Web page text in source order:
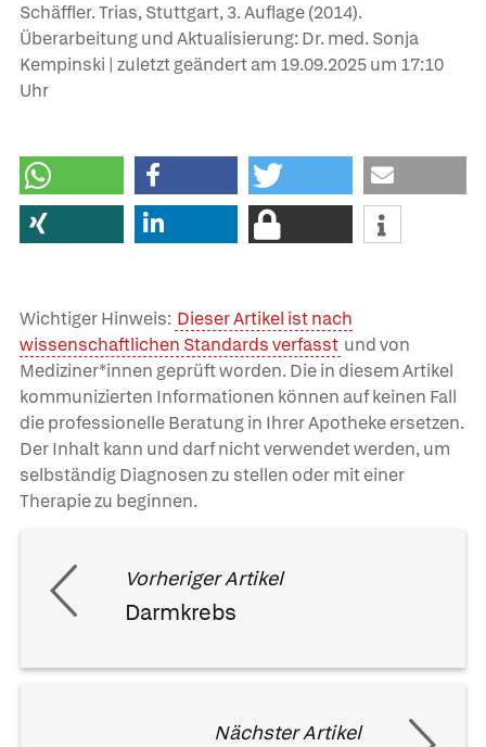
Schäffler. Trias, Stuttgart, 3. Auflage (2014).
Überarbeitung und Aktualisierung: Dr. med. Sonja
Kempinski | zuletzt geändert am 19.09.2025um 17:10
Uhr
Wichtiger Hinweis: Dieser Artikel ist nach
wissenschaftlichen Standards verfasst und von
Mediziner*innen geprüft worden. Die in diesem Artikel
kommunizierten Informationen können auf keinen Fall
die professionelle Beratung in Ihrer Apotheke ersetzen.
Der Inhalt kann und darf nicht verwendet werden, um
selbständig Diagnosen zu stellen oder mit einer
Therapie zu beginnen.
Vorheriger Artikel
Darmkrebs
Nächster Artikel